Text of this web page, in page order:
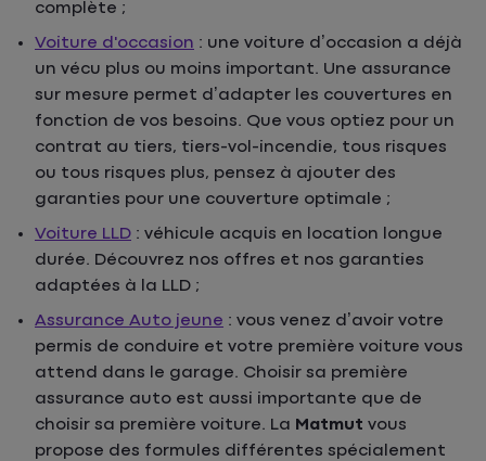
complète ;
Voiture d'occasion : une voiture d’occasion a déjà
un vécu plus ou moins important. Une assurance
sur mesure permet d’adapter les couvertures en
fonction de vos besoins. Que vous optiez pour un
contrat au tiers, tiers-vol-incendie, tous risques
ou tous risques plus, pensez à ajouter des
garanties pour une couverture optimale ;
Voiture LLD : véhicule acquis en location longue
durée. Découvrez nos offres et nos garanties
adaptées à la LLD ;
Assurance Auto jeune : vous venez d’avoir votre
permis de conduire et votre première voiture vous
attend dans le garage. Choisir sa première
assurance auto est aussi importante que de
choisir sa première voiture. La Matmut vous
propose des formules différentes spécialement